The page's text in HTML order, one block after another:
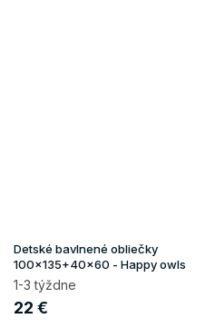
Detské bavlnené obliečky
100x135+40x60 - Happy owls
1-3 týždne
22 €